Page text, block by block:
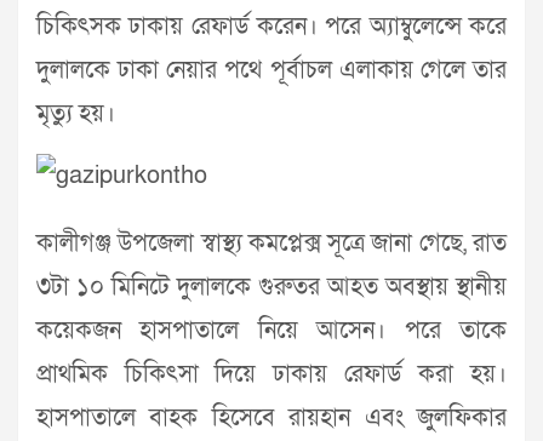
চিকিৎসক ঢাকায় রেফার্ড করেন। পরে অ্যাম্বুলেন্সে করে
দুলালকে ঢাকা নেয়ার পথে পূর্বাচল এলাকায় গেলে তার
মৃত্যু হয়।
কালীগঞ্জ উপজেলা স্বাস্থ্য কমপ্লেক্স সূত্রে জানা গেছে, রাত
৩টা ১০ মিনিটে দুলালকে গুরুতর আহত অবস্থায় স্থানীয়
কয়েকজন হাসপাতালে নিয়ে আসেন। পরে তাকে
প্রাথমিক চিকিৎসা দিয়ে ঢাকায় রেফার্ড করা হয়।
হাসপাতালে বাহক হিসেবে রায়হান এবং জুলফিকার